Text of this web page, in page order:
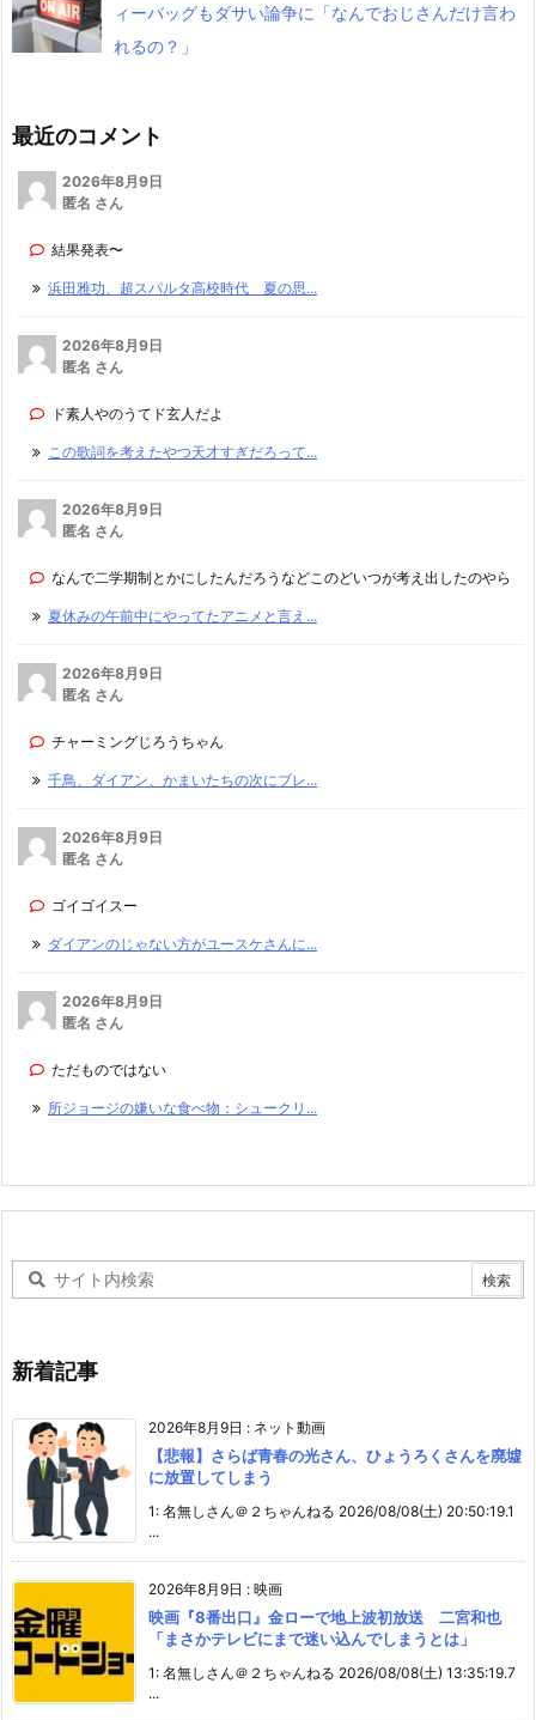
ィーバッグもダサい論争に「なんでおじさんだけ言わ
れるの？」
最近のコメント
2026年8月9日
匿名 さん
結果発表〜
浜田雅功、超スパルタ高校時代 夏の思...
2026年8月9日
匿名 さん
ド素人やのうてド玄人だよ
この歌詞を考えたやつ天才すぎだろって...
2026年8月9日
匿名 さん
なんで二学期制とかにしたんだろうなどこのどいつが考え出したのやら
夏休みの午前中にやってたアニメと言え...
2026年8月9日
匿名 さん
チャーミングじろうちゃん
千鳥、ダイアン、かまいたちの次にブレ...
2026年8月9日
匿名 さん
ゴイゴイスー
ダイアンのじゃない方がユースケさんに...
2026年8月9日
匿名 さん
ただものではない
所ジョージの嫌いな食べ物：シュークリ...
新着記事
2026年8月9日 : ネット動画
【悲報】さらば青春の光さん、ひょうろくさんを廃墟
に放置してしまう
1: 名無しさん＠２ちゃんねる 2026/08/08(土) 20:50:19.1
...
2026年8月9日 : 映画
映画『8番出口』金ローで地上波初放送 二宮和也
「まさかテレビにまで迷い込んでしまうとは」
1: 名無しさん＠２ちゃんねる 2026/08/08(土) 13:35:19.7
...